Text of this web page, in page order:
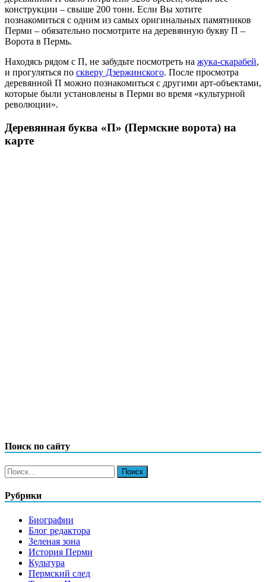
конструкции – свыше 200 тонн. Если Вы хотите
познакомиться с одним из самых оригинальных памятников
Перми – обязательно посмотрите на деревянную букву П –
Ворота в Пермь.
Находясь рядом с П, не забудьте посмотреть на жука-скарабей,
и прогуляться по скверу Дзержинского. После просмотра
деревянной П можно познакомиться с другими арт-объектами,
которые были установлены в Перми во время «культурной
революции».
Деревянная буква «П» (Пермские ворота) на
карте
Поиск по сайту
Найти:
Рубрики
Биографии
Блог редактора
Зеленая зона
История Перми
Культура
Пермский след